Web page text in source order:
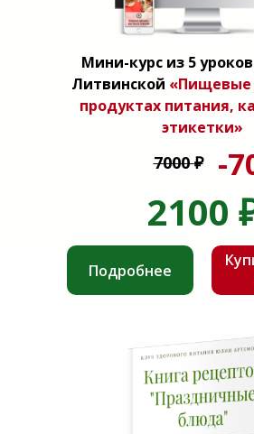
Подробнее
2100
Мини-курс из 5
Литвинской «Пищевые
продуктах питания,
этикетки»
7000₽ -